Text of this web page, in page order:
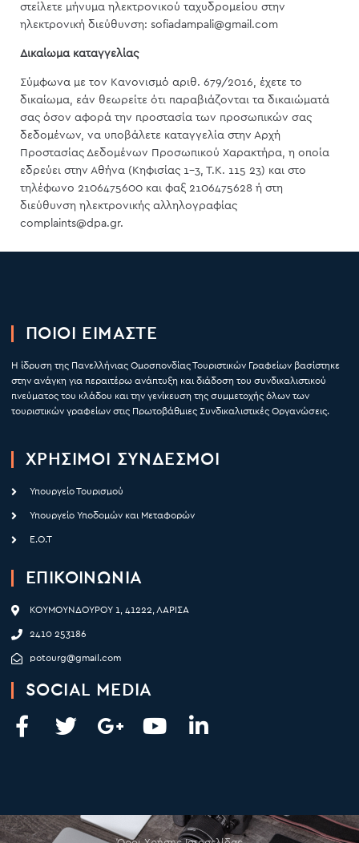
στείλετε μήνυμα ηλεκτρονικού ταχυδρομείου στην
ηλεκτρονική διεύθυνση: sofiadampali@gmail.com
Δικαίωμα καταγγελίας
Σύμφωνα με τον Κανονισμό αριθ. 679/2016, έχετε το
δικαίωμα, εάν θεωρείτε ότι παραβιάζονται τα δικαιώματά
σας όσον αφορά την προστασία των προσωπικών σας
δεδομένων, να υποβάλετε καταγγελία στην Αρχή
Προστασίας Δεδομένων Προσωπικού Χαρακτήρα, η οποία
εδρεύει στην Αθήνα (Κηφισίας 1-3, Τ.Κ. 115 23) και στο
τηλέφωνο 2106475600 και φαξ 2106475628 ή στη
διεύθυνση ηλεκτρονικής αλληλογραφίας
complaints@dpa.gr.
ΠΟΙΟΙ ΕΙΜΑΣΤΕ
Η ίδρυση της Πανελλήνιας Ομοσπονδίας Τουριστικών Γραφείων βασίστηκε
στην ανάγκη για περαιτέρω ανάπτυξη και διάδοση του συνδικαλιστικού
πνεύματος του κλάδου και την γενίκευση της συμμετοχής όλων των
τουριστικών γραφείων στις Πρωτοβάθμιες Συνδικαλιστικές Οργανώσεις.
ΧΡΉΣΙΜΟΙ ΣΥΝΔΕΣΜΟΙ
Υπουργείο Τουρισμού
Υπουργείο Υποδομών και Μεταφορών
Ε.Ο.Τ
ΕΠΙΚΟΙΝΩΝΙΑ
ΚΟΥΜΟΥΝΔΟΥΡΟΥ 1, 41222, ΛΑΡΙΣΑ
2410 253186
potourg@gmail.com
SOCIAL MEDIA